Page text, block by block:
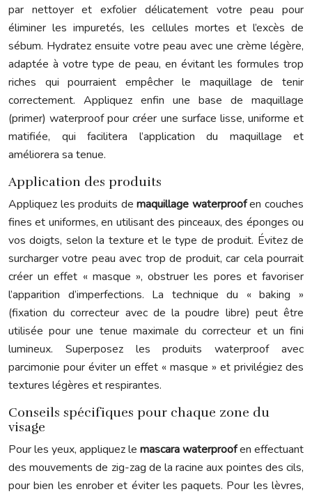
par nettoyer et exfolier délicatement votre peau pour
éliminer les impuretés, les cellules mortes et l’excès de
sébum. Hydratez ensuite votre peau avec une crème légère,
adaptée à votre type de peau, en évitant les formules trop
riches qui pourraient empêcher le maquillage de tenir
correctement. Appliquez enfin une base de maquillage
(primer) waterproof pour créer une surface lisse, uniforme et
matifiée, qui facilitera l’application du maquillage et
améliorera sa tenue.
Application des produits
Appliquez les produits demaquillage waterproofen couches
fines et uniformes, en utilisant des pinceaux, des éponges ou
vos doigts, selon la texture et le type de produit. Évitez de
surcharger votre peau avec trop de produit, car cela pourrait
créer un effet « masque », obstruer les pores et favoriser
l’apparition d’imperfections. La technique du « baking »
(fixation du correcteur avec de la poudre libre) peut être
utilisée pour une tenue maximale du correcteur et un fini
lumineux. Superposez les produits waterproof avec
parcimonie pour éviter un effet « masque » et privilégiez des
textures légères et respirantes.
Conseils spécifiques pour chaque zone du
visage
Pour les yeux, appliquez le mascara waterproofen effectuant
des mouvements de zig-zag de la racine aux pointes des cils,
pour bien les enrober et éviter les paquets. Pour les lèvres,